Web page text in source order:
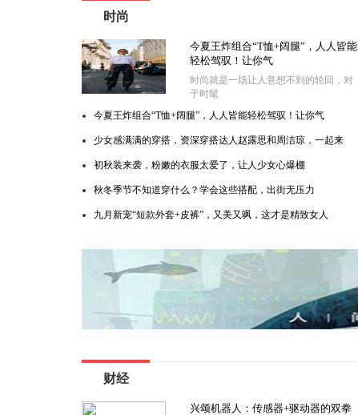
时尚
今夏王炸组合“T恤+阔腿”，人人皆能
轻松驾驭！让你气
时尚就是一场让人意想不到的轮回，对
于时髦
今夏王炸组合“T恤+阔腿”，人人皆能轻松驾驭！让你气
少女感满满的穿搭，资深穿搭达人赵露思和周洁琼，一起来
初秋装来袭，粉嫩的衣服太爱了，让人少女心爆棚
秋冬季节不知道穿什么？学会这些搭配，出街无压力
九月新宠“短款外套+皮裤”，又美又飒，这才是精致女人
财经
兴颂机器人：传感器+驱动器的双拳